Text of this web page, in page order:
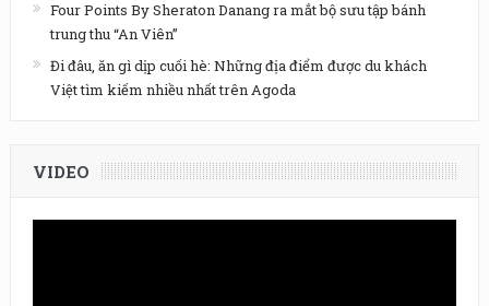
Four Points By Sheraton Danang ra mắt bộ sưu tập bánh
trung thu “An Viên”
Đi đâu, ăn gì dịp cuối hè: Những địa điểm được du khách
Việt tìm kiếm nhiều nhất trên Agoda
VIDEO